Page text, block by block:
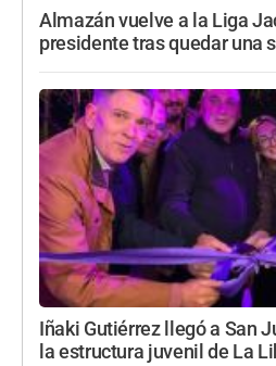
Almazán vuelve a la Liga
presidente tras quedar una
Iñaki Gutiérrez llegó a San
la estructura juvenil de La